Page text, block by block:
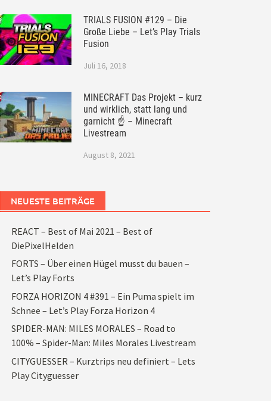
TRIALS FUSION #129 – Die
Große Liebe – Let’s Play Trials
Fusion
Juli 16, 2018
MINECRAFT Das Projekt – kurz
und wirklich, statt lang und
garnicht ☝ – Minecraft
Livestream
August 8, 2021
NEUESTE BEITRÄGE
REACT – Best of Mai 2021 – Best of
DiePixelHelden
FORTS – Über einen Hügel musst du bauen –
Let’s Play Forts
FORZA HORIZON 4 #391 – Ein Puma spielt im
Schnee – Let’s Play Forza Horizon 4
SPIDER-MAN: MILES MORALES – Road to
100% – Spider-Man: Miles Morales Livestream
CITYGUESSER – Kurztrips neu definiert – Lets
Play Cityguesser